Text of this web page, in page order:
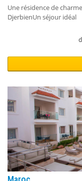
Une résidence de
DjerbienUn séjour idéal